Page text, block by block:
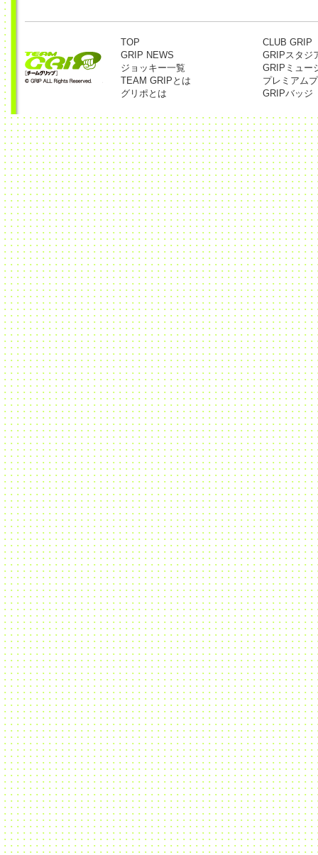
TOP
GRIP NEWS
ジョッキー一覧
TEAM GRIPとは
グリポとは
CLUB GRIP
GRIPスタジ
GRIPミュー
プレミアム
GRIPバッジ